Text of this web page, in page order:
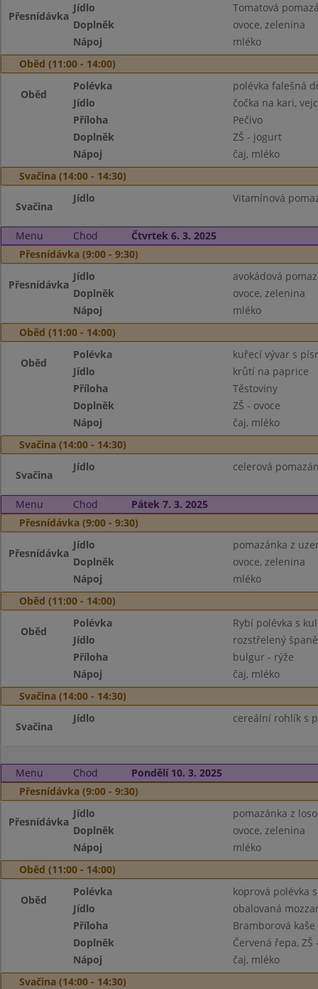
Přesnídávka
Jídlo
Tomatová
Doplněk
ovoce, zelenina
Nápoj
mléko
Oběd (11:00 - 14:00)
Oběd
Polévka
polévka falešná
Jídlo
čočka na kari,
Příloha
Pečivo
Doplněk
ZŠ - jogurt
Nápoj
čaj, mléko
Svačina (14:00 - 14:30)
Svačina
Jídlo Vitamínová
Menu Chod
Čtvrtek 6. 3. 2025
Přesnídávka (9:00 - 9:30)
Přesnídávka
Jídlo
avokádová
Doplněk
ovoce, zelenina
Nápoj
mléko
Oběd (11:00 - 14:00)
Oběd
Polévka
kuřecí vývar s
Jídlo
krůtí na paprice
Příloha
Těstoviny
Doplněk
ZŠ - ovoce
Nápoj
čaj, mléko
Svačina (14:00 - 14:30)
Svačina
Jídlo celerová
Menu Chod
Pátek 7. 3. 2025
Přesnídávka (9:00 - 9:30)
Přesnídávka
Jídlo
pomazánka z
Doplněk
ovoce, zelenina
Nápoj
mléko
Oběd (11:00 - 14:00)
Oběd
Polévka
Rybí polévka s
Jídlo
rozstřelený
Příloha
bulgur - rýže
Nápoj
čaj, mléko
Svačina (14:00 - 14:30)
Svačina
Jídlo cereální rohlík s
Menu Chod
Pondělí 10. 3. 2025
Přesnídávka (9:00 - 9:30)
Přesnídávka
Jídlo
pomazánka z
Doplněk
ovoce, zelenina
Nápoj
mléko
Oběd (11:00 - 14:00)
Oběd
Polévka
koprová polévka
Jídlo
obalovaná
Příloha
Bramborová
Doplněk
Červená řepa,
Nápoj
čaj, mléko
Svačina (14:00 - 14:30)